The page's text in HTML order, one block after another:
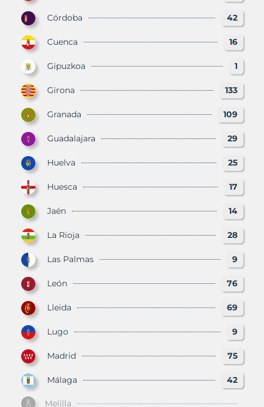
Córdoba 42
Cuenca 16
Gipuzkoa 1
Girona 133
Granada 109
Guadalajara 29
Huelva 25
Huesca 17
Jaén 14
La Rioja 28
Las Palmas 9
León 76
Lleida 69
Lugo 9
Madrid 75
Málaga 42
Melilla